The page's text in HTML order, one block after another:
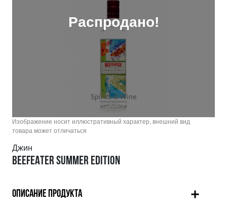
Распродано!
Изображение носит иллюстративный характер, внешний вид
товара может отличаться
Джин
BEEFEATER SUMMER EDITION
ОПИСАНИЕ ПРОДУКТА